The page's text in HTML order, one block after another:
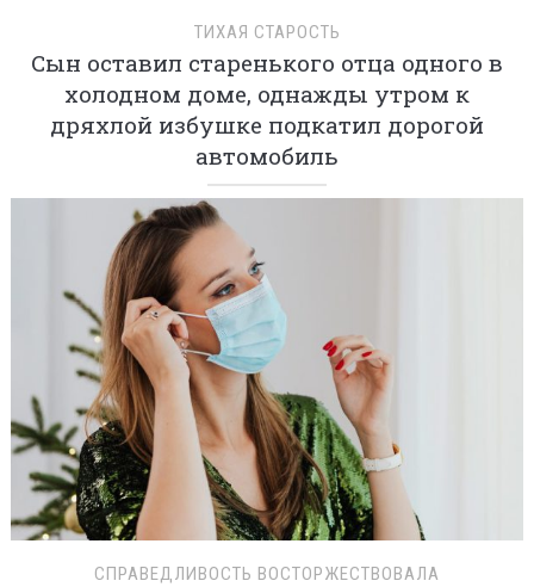
ТИХАЯ СТАРОСТЬ
Сын оставил старенького отца одного в
холодном доме, однажды утром к
дряхлой избушке подкатил дорогой
автомобиль
СПРАВЕДЛИВОСТЬ ВОСТОРЖЕСТВОВАЛА